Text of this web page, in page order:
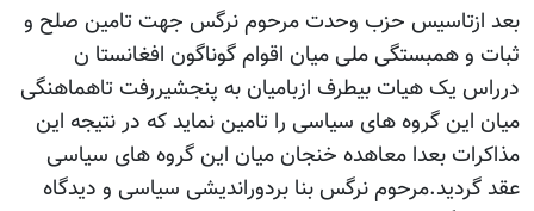
بعد ازتاسیس حزب وحدت مرحوم نرگس جهت تامین صلح و
ثبات و همبستگی ملی میان اقوام گوناگون افغانستا ن
درراس یک هیات بیطرف ازبامیان به پنجشیررفت تاهماهنگی
میان این گروه های سیاسی را تامین نماید که در نتیجه این
مذاکرات بعدا معاهده خنجان میان این گروه های سیاسی
عقد گردید.مرحوم نرگس بنا بردوراندیشی سیاسی و دیدگاه